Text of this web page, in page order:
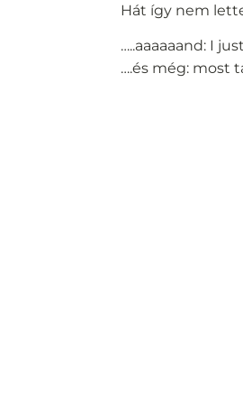
Hát így nem
…..aaaaaand: I
….és még: most